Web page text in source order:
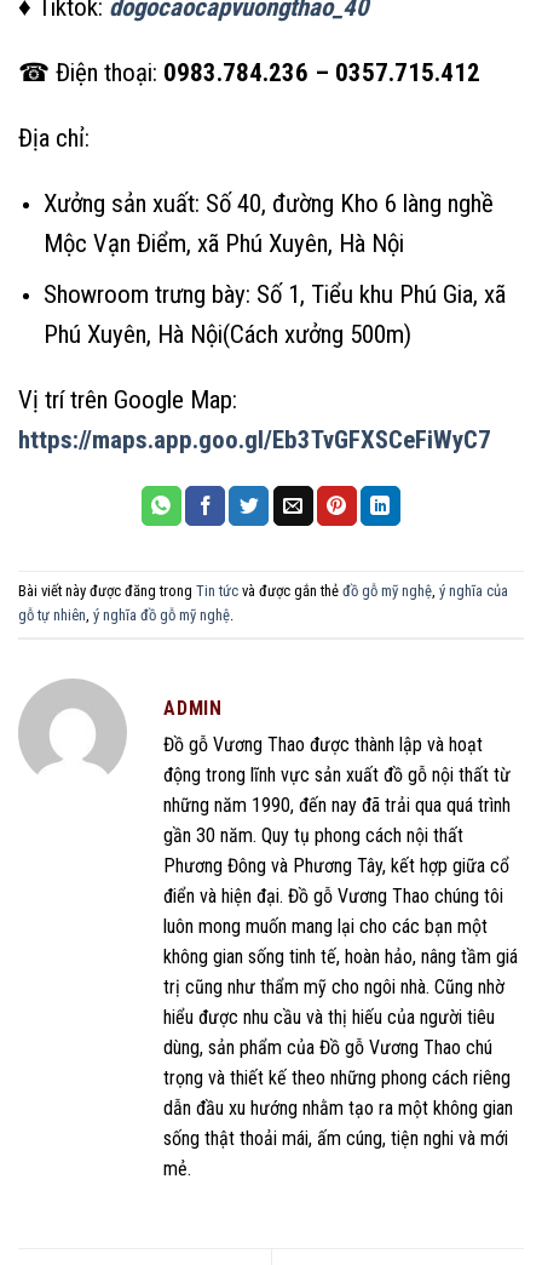
♦ Tiktok: dogocaocapvuongthao_40
☎ Điện thoại: 0983.784.236 – 0357.715.412
Địa chỉ:
Xưởng sản xuất: Số 40, đường Kho 6 làng nghề
Mộc Vạn Điểm, xã Phú Xuyên, Hà Nội
Showroom trưng bày: Số 1, Tiểu khu Phú Gia, xã
Phú Xuyên, Hà Nội(Cách xưởng 500m)
Vị trí trên Google Map:
https://maps.app.goo.gl/Eb3TvGFXSCeFiWyC7
Bài viết này được đăng trong Tin tức và được gắn thẻ đồ gỗ mỹ nghệ, ý nghĩa của
gỗ tự nhiên, ý nghĩa đồ gỗ mỹ nghệ.
ADMIN
Đồ gỗ Vương Thao được thành lập và hoạt
động trong lĩnh vực sản xuất đồ gỗ nội thất từ
những năm 1990, đến nay đã trải qua quá trình
gần 30 năm. Quy tụ phong cách nội thất
Phương Đông và Phương Tây, kết hợp giữa cổ
điển và hiện đại. Đồ gỗ Vương Thao chúng tôi
luôn mong muốn mang lại cho các bạn một
không gian sống tinh tế, hoàn hảo, nâng tầm giá
trị cũng như thẩm mỹ cho ngôi nhà. Cũng nhờ
hiểu được nhu cầu và thị hiếu của người tiêu
dùng, sản phẩm của Đồ gỗ Vương Thao chú
trọng và thiết kế theo những phong cách riêng
dẫn đầu xu hướng nhằm tạo ra một không gian
sống thật thoải mái, ấm cúng, tiện nghi và mới
mẻ.